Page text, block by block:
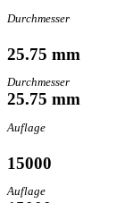
Durchmesser
25.75 mm
Durchmesser
25.75 mm
Auflage
15000
Auflage